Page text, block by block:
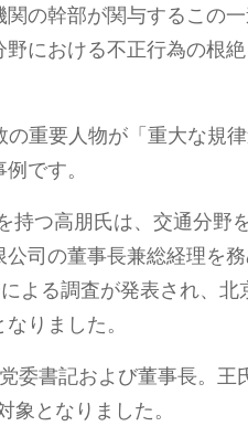
の幹部が関与するこの
における不正行為の根
重要人物が「重大な規律
です。
持つ高朋氏は、交通分野
司の董事長兼総経理を
よる調査が発表され、
りました。
委書記および董事長。王
となりました。